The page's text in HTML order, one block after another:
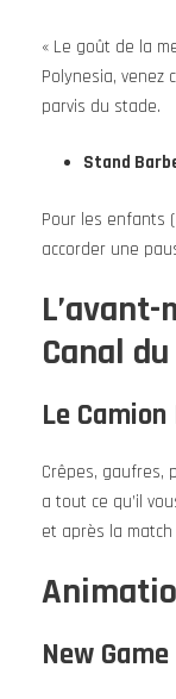
« Le goût de la
Polynesia, venez
parvis du stade.
Stand
Pour les enfants
accorder une
Canal
Le
Crêpes, gaufres,
a tout ce qu’il
et après la match
New Game